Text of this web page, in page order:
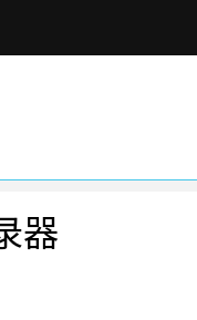
器